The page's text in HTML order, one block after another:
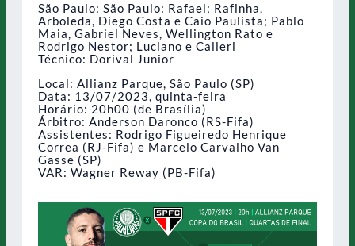
São Paulo: São Paulo: Rafael; Rafinha,
Arboleda, Diego Costa e Caio Paulista; Pablo
Maia, Gabriel Neves, Wellington Rato e
Rodrigo Nestor; Luciano e Calleri
Técnico: Dorival Junior
Local: Allianz Parque, São Paulo (SP)
Data: 13/07/2023, quinta-feira
Horário: 20h00 (de Brasília)
Árbitro: Anderson Daronco (RS-Fifa)
Assistentes: Rodrigo Figueiredo Henrique
Correa (RJ-Fifa) e Marcelo Carvalho Van
Gasse (SP)
VAR: Wagner Reway (PB-Fifa)